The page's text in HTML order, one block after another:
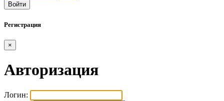
Войти
Регистрация
×
Авторизация
Логин: